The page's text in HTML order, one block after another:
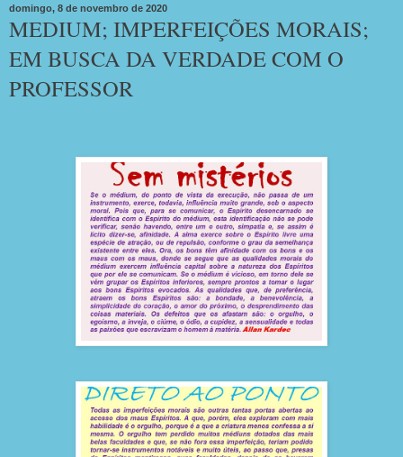
domingo, 8 de novembro de 2020
MEDIUM; IMPERFEIÇÕES MORAIS;
EM BUSCA DA VERDADE COM O
PROFESSOR